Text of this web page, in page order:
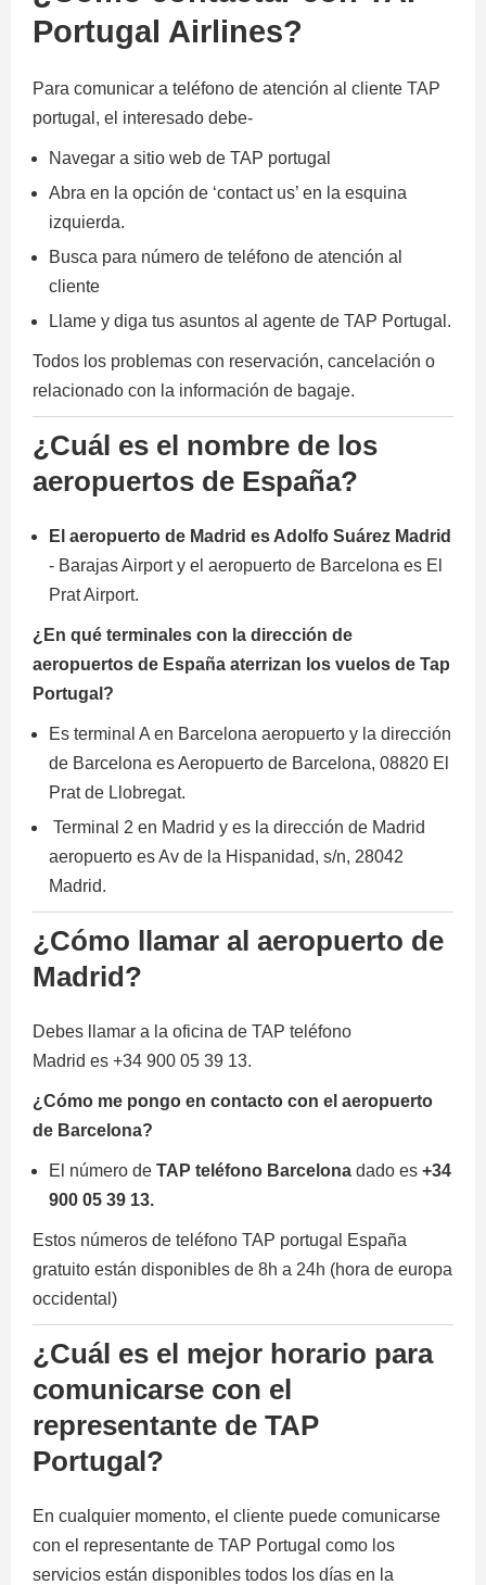
Portugal Airlines?
Para comunicar a teléfono de atención al cliente TAP
portugal, el interesado debe-
Navegar a sitio web de TAP portugal
Abra en la opción de ‘contact us’ en la esquina
izquierda.
Busca para número de teléfono de atención al
cliente
Llame y diga tus asuntos al agente de TAP Portugal.
Todos los problemas con reservación, cancelación o
relacionado con la información de bagaje.
¿Cuál es el nombre de los
aeropuertos de España?
El aeropuerto de Madrid es Adolfo Suárez Madrid
- Barajas Airport y el aeropuerto de Barcelona es El
Prat Airport.
¿En qué terminales con la dirección de
aeropuertos de España aterrizan los vuelos de Tap
Portugal?
Es terminal A en Barcelona aeropuerto y la dirección
de Barcelona es Aeropuerto de Barcelona, 08820 El
Prat de Llobregat.
Terminal 2 en Madrid y es la dirección de Madrid
aeropuerto es Av de la Hispanidad, s/n, 28042
Madrid.
¿Cómo llamar al aeropuerto de
Madrid?
Debes llamar a la oficina de TAP teléfono
Madrid es +34 900 05 39 13.
¿Cómo me pongo en contacto con el aeropuerto
de Barcelona?
El número de TAP teléfono Barcelona dado es +34
900 05 39 13.
Estos números de teléfono TAP portugal España
gratuito están disponibles de 8h a 24h (hora de europa
occidental)
¿Cuál es el mejor horario para
comunicarse con el
representante de TAP
Portugal?
En cualquier momento, el cliente puede comunicarse
con el representante de TAP Portugal como los
servicios están disponibles todos los días en la